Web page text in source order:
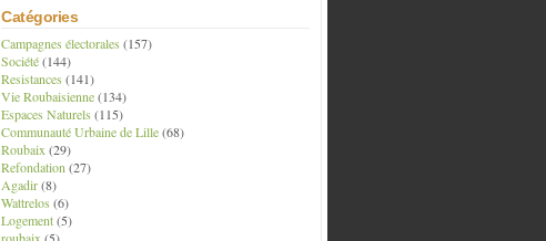
Catégories
Campagnes électorales (157)
Société(144)
Resistances (141)
Vie Roubaisienne(134)
Espaces Naturels (115)
Communauté Urbaine de Lille(68)
Roubaix (29)
Refondation (27)
Agadir(8)
Wattrelos (6)
Logement(5)